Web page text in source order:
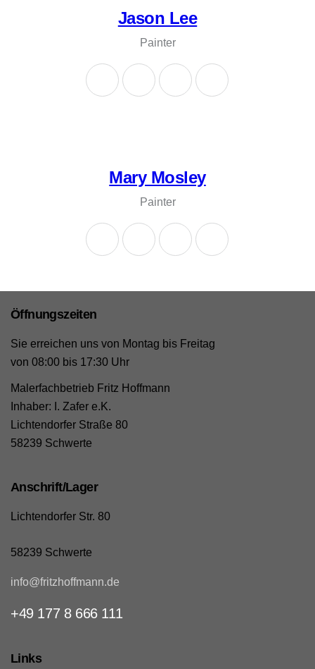
Jason Lee
Painter
Mary Mosley
Painter
Öffnungszeiten
Sie erreichen uns von Montag bis Freitag
von 08:00 bis 17:30 Uhr
Malerfachbetrieb Fritz Hoffmann
Inhaber: I. Zafer e.K.
Lichtendorfer Straße 80
58239 Schwerte
Anschrift/Lager
Lichtendorfer Str. 80
58239 Schwerte
info@fritzhoffmann.de
+49 177 8 666 111
Links